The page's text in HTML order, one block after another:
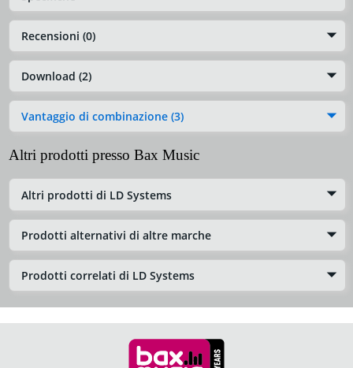
Recensioni (0)
Download (2)
Vantaggio di combinazione (3)
Altri prodotti presso Bax Music
Altri prodotti di LD Systems
Prodotti alternativi di altre marche
Prodotti correlati di LD Systems